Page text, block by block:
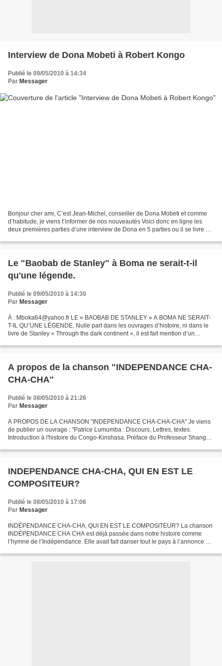
Interview de Dona Mobeti à Robert Kongo
Publié le 09/05/2010 à 14:34
Par Messager
Bonjour cher ami, C’est Jean-Michel, conseiller de Dona Mobeti et comme
d’habitude, je viens t’informer de nos nouveautés Voici donc en ligne les
deux premières parties d’une interview de Dona en 5 parties ou il se livre à
Le "Baobab de Stanley" à Boma ne serait-t-il
qu'une légende.
Publié le 09/05/2010 à 14:30
Par Messager
À : Mboka64@yahoo.fr LE « BAOBAB DE STANLEY » A BOMA NE SERAIT-
T-IL QU’UNE LÉGENDE. Nulle part dans les ouvrages d’histoire, ni dans le
livre de Stanley « Through the dark continent », il est fait mention d’un
A propos de la chanson "INDEPENDANCE CHA-
CHA-CHA"
Publié le 08/05/2010 à 21:26
Par Messager
A PROPOS DE LA CHANSON "INDEPENDANCE CHA-CHA-CHA" Je viens
de publier un ouvrage : "Patrice Lumumba : Discours, Lettres, textes.
Introduction à l'histoire du Congo-Kinshasa. Préface du Professeur Shango
INDEPENDANCE CHA-CHA, QUI EN EST LE
COMPOSITEUR?
Publié le 08/05/2010 à 17:06
Par Messager
INDÉPENDANCE CHA-CHA, QUI EN EST LE COMPOSITEUR? La chanson
INDÉPENDANCE CHA CHA est déjà passée dans notre histoire comme
l’hymne de l’Indépendance. Elle avait fait danser tout le pays à l’annonce de